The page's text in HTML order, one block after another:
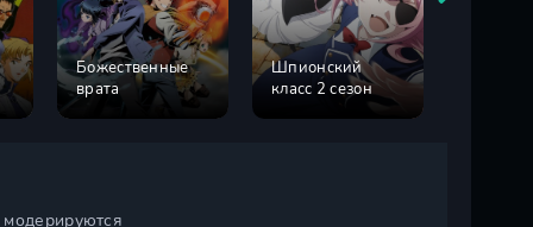
Божественные
врата
Шпионский
класс 2 сезон